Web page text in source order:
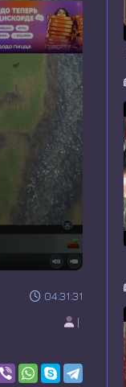
04:31:31
|